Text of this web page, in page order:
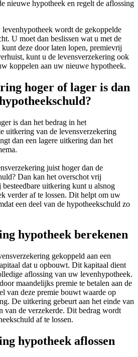
nieuwe hypotheek en regelt de aflossing
wordt de gekoppelde
U moet dan beslissen wat u met de
deze door laten lopen, premievrij
kunt u de levensverzekering ook
koppelen aan uw nieuwe hypotheek.
hoger of lager is dan
is dan het bedrag in het
uitkering van de levensverzekering
dan een lagere uitkering dan het
juist hoger dan de
Dan kan het overschot vrij
uitkering kunt u alsnog
verder af te lossen. Dit helpt om uw
een deel van de hypotheekschuld zo
hypotheek berekenen
gekoppeld aan een
dat u opbouwt. Dit kapitaal dient
aflossing van uw levenhypotheek.
maandelijks premie te betalen aan de
van deze premie bouwt waarde op
De uitkering gebeurt aan het einde van
de verzekerde. Dit bedrag wordt
af te lossen.
hypotheek aflossen